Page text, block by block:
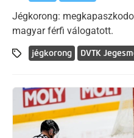
Jégkorong:
magyar férfi válogatott.
jégkorong DVTK